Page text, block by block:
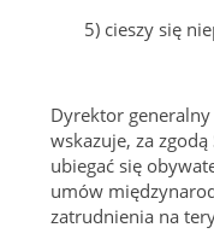
5) cieszy się
Dyrektor
wskazuje, za
ubiegać się
umów
zatrudnienia na